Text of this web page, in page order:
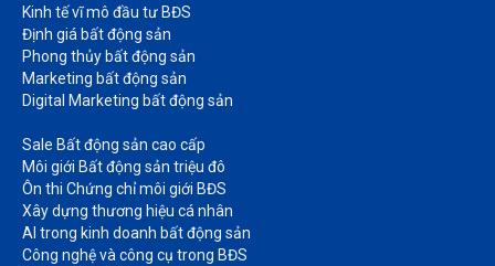
Kinh tế vĩ mô đầu tư BĐS​
Định giá bất động sản​
Phong thủy bất động sản​
Marketing bất động sản​
Digital Marketing bất động sản​
Sale Bất động sản cao cấp​
Môi giới Bất động sản triệu đô​
Ôn thi Chứng chỉ môi giới BĐS​
Xây dựng thương hiệu cá nhân​
AI trong kinh doanh bất động sản​
Công nghệ và công cụ trong BĐS​